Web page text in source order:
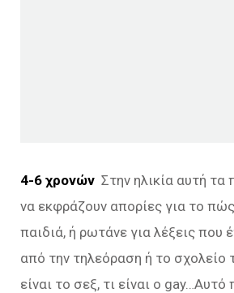
4-6 χρονών Στην ηλικία αυτή τα
να εκφράζουν απορίες για το πώς
παιδιά, ή ρωτάνε για λέξεις που
από την τηλεόραση ή το σχολείο
είναι το σεξ, τι είναι ο